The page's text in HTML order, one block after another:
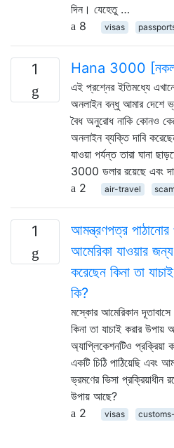
দিন। যেহেতু …
8
visas
1 Hana 3000 [নকল]
এই প্রশ্নের ইতিমধ্যে
অনলাইন বন্ধু আমার দেশে
বৈধ অনুরোধ নাকি কোনও
অনলাইন ব্যক্তি দাবি
যাওয়া পর্যন্ত তারা ঘানা
3000 ডলার রয়েছে এবং
2
air-travel
1
আমন্ত্রণপত্র পাঠানোর
আমেরিকা যাওয়ার
করেছেন কিনা তা
কি?
মস্কোর আমেরিকান
কিনা তা যাচাই করার
অ্যাপ্লিকেশনটিও
একটি চিঠি পাঠিয়েছি এবং
ভ্রমণের ভিসা প্রক্রিয়াধীন
উপায় আছে?
2
visas